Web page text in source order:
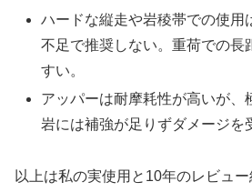
ハードな縦走や岩稜帯での使用
不足で推奨しない。重荷での長
すい。
アッパーは耐摩耗性が高いが、
岩には補強が足りずダメージを
以上は私の実使用と10年のレビュ